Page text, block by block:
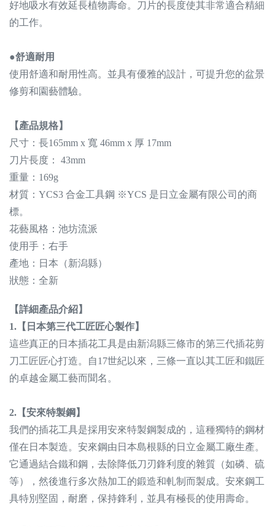
好地吸水有效延長植物壽命。刀片的長度使其非常適合精細
的工作。
●舒適耐用
使用舒適和耐用性高。並具有優雅的設計，可提升您的盆景
修剪和園藝體驗。
【產品規格】
尺寸：長165mm x 寬 46mm x 厚 17mm
刀片長度： 43mm
重量：169g
材質： YCS3 合金工具鋼 ※YCS 是日立金屬有限公司的商
標。
花藝風格：池坊流派
使用手：右手
產地：日本（新潟縣）
狀態：全新
【詳細產品介紹】
1.【 日本第三代工匠匠心製作】
這些真正的日本插花工具是由新潟縣三條市的第三代插花剪
刀工匠匠心打造。自17世紀以來，三條一直以其工匠和鐵匠
的卓越金屬工藝而聞名。
2.【安來特製鋼】
我們的插花工具是採用安來特製鋼製成的，這種獨特的鋼材
僅在日本製造。安來鋼由日本島根縣的日立金屬工廠生產。
它通過結合鐵和鋼，去除降低刀刃鋒利度的雜質（如磷、硫
等），然後進行多次熱加工的鍛造和軋制而製成。安來鋼工
具特別堅固，耐磨，保持鋒利，並具有極長的使用壽命。